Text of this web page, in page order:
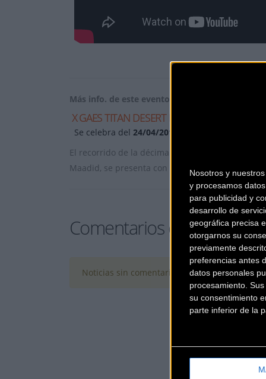
Nosotros y
y procesamos
para publicidad y
desarrollo de
geográfica precisa
otorgarnos su
previamente
preferencias antes
datos personales
procesamiento.
su consentimiento
parte inferior de la
Más info. de este evento
X GAES TITAN DESERT BY GARMIN 2016
Se celebra del 24/04/2016
El recorrido de la décima edición de la Titan
Maadid, se presenta con grandes novedades
...
Comentarios de la Noticia
Noticias sin comentarios. ¡Ya puedes escribir